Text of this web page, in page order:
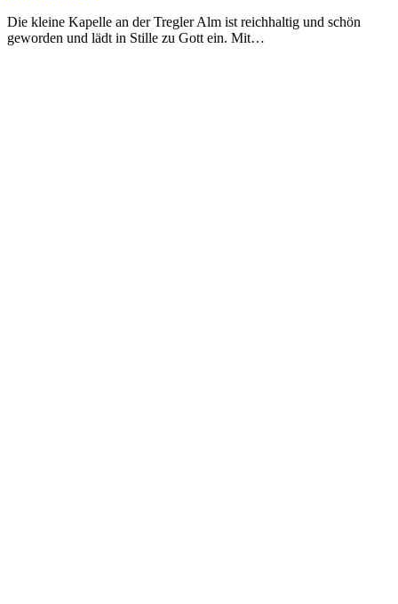
Die kleine Kapelle an der Tregler Alm ist reichhaltig und schön
geworden und lädt in Stille zu Gott ein. Mit…